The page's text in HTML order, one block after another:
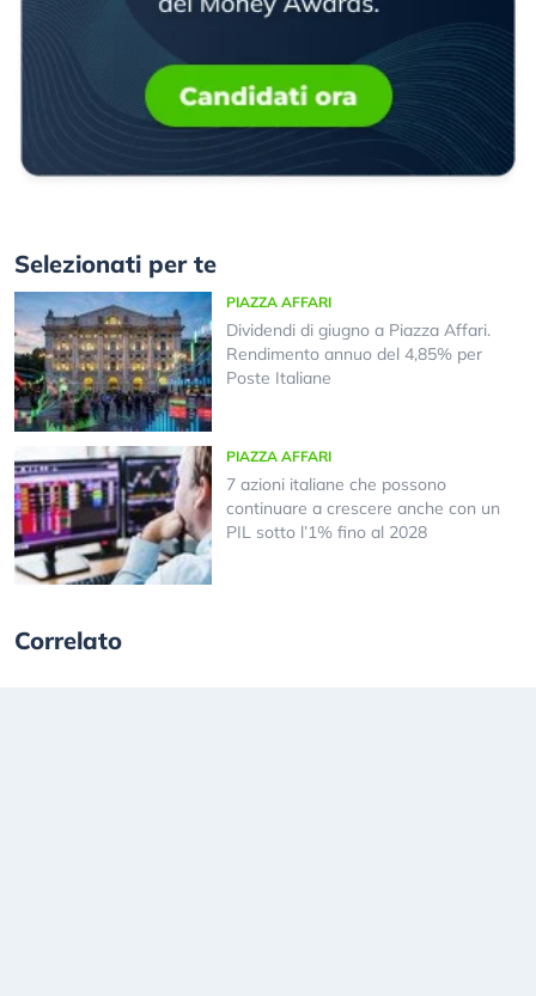
Selezionati per te
PIAZZA AFFARI
Dividendi di giugno a Piazza Affari.
Rendimento annuo del 4,85% per
Poste Italiane
PIAZZA AFFARI
7 azioni italiane che possono
continuare a crescere anche con un
PIL sotto l’1% fino al 2028
Correlato